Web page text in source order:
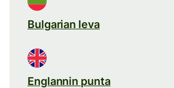
Bulgarian leva
Englannin punta